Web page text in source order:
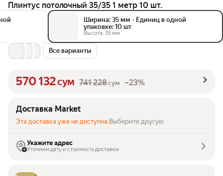
Плинтус потолочный 35/35 1 метр 10 шт.
Ширина: 35 мм • Единиц в одной
упаковке: 10 шт
Высота: 35 мм
Все варианты
570 132сум 741 228сум –23%
Доставка Market
Эта доставка уже не доступна.Выберите другую
Укажите адрес
Уточним дату и стоимость доставки